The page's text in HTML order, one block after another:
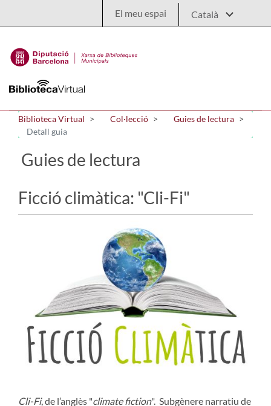
El meu espai
Biblioteca Virtual Col·lecció
Guies de lectura
Detall guia
Guies de lectura
Ficció climàtica: "Cli-Fi"
Cli-Fi, de l’anglès "climate fiction". Subgènere narratiu de